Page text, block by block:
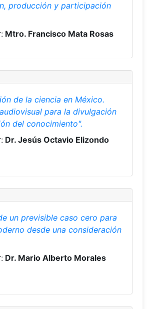
producción y participación
Mtro. Francisco Mata Rosas
de la ciencia en México.
para la divulgación
del conocimiento".
Dr. Jesús Octavio Elizondo
un previsible caso cero para
desde una consideración
Dr. Mario Alberto Morales